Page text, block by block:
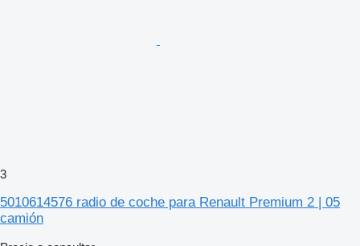
3
5010614576 radio de coche para Renault Premium 2 | 05
camión